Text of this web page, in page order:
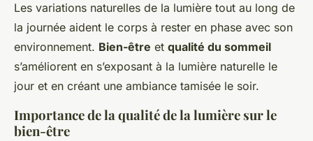
Les variations naturelles de la lumière tout au long de
la journée aident le corps à rester en phase avec son
environnement. Bien-être et qualité du sommeil
s’améliorent en s’exposant à la lumière naturelle le
jour et en créant une ambiance tamisée le soir.
Importance de la qualité de la lumière sur le
bien-être